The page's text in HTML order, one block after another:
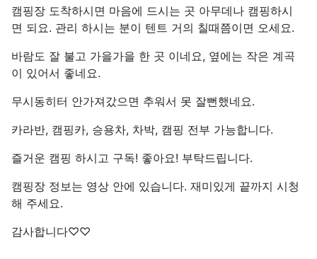
캠핑장 도착하시면 마음에 드시는 곳 아무데나 캠핑하시
면 되요. 관리 하시는 분이 텐트 거의 칠때쯤이면 오세요.
바람도 잘 불고 가을가을 한 곳 이네요, 옆에는 작은 계곡
이 있어서 좋네요.
무시동히터 안가져갔으면 추워서 못 잘뻔했네요.
카라반, 캠핑카, 승용차, 차박, 캠핑 전부 가능합니다.
즐거운 캠핑 하시고 구독! 좋아요! 부탁드립니다.
캠핑장 정보는 영상 안에 있습니다. 재미있게 끝까지 시청
해 주세요.
감사합니다♡♡